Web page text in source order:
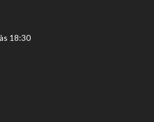
18:30